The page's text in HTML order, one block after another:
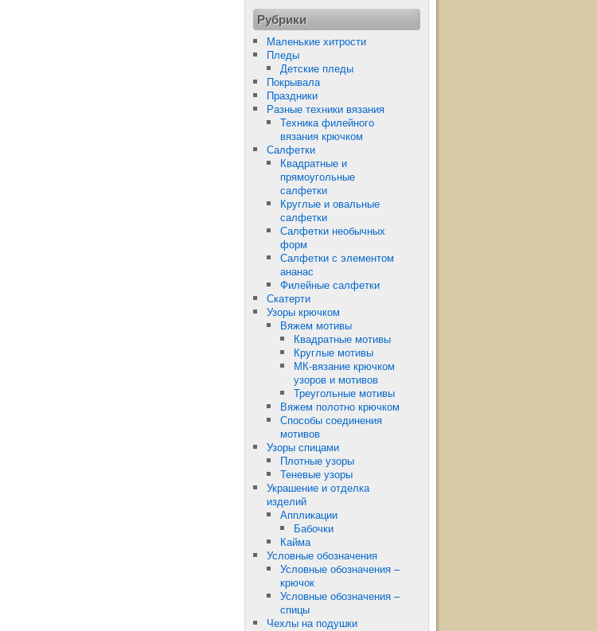
Рубрики
Маленькие хитрости
Пледы
Детские пледы
Покрывала
Праздники
Разные техники вязания
Техника филейного
вязания крючком
Салфетки
Квадратные и
прямоугольные
салфетки
Круглые и овальные
салфетки
Салфетки необычных
форм
Салфетки с элементом
ананас
Филейные салфетки
Скатерти
Узоры крючком
Вяжем мотивы
Квадратные мотивы
Круглые мотивы
МК-вязание крючком
узоров и мотивов
Треугольные мотивы
Вяжем полотно крючком
Способы соединения
мотивов
Узоры спицами
Плотные узоры
Теневые узоры
Украшение и отделка
изделий
Аппликации
Бабочки
Кайма
Условные обозначения
Условные обозначения –
крючок
Условные обозначения –
спицы
Чехлы на подушки